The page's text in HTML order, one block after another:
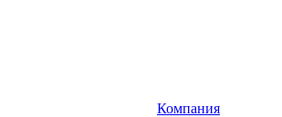
Компания